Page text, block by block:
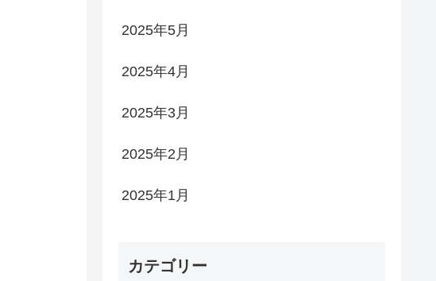
2025年5月
2025年4月
2025年3月
2025年2月
2025年1月
カテゴリー